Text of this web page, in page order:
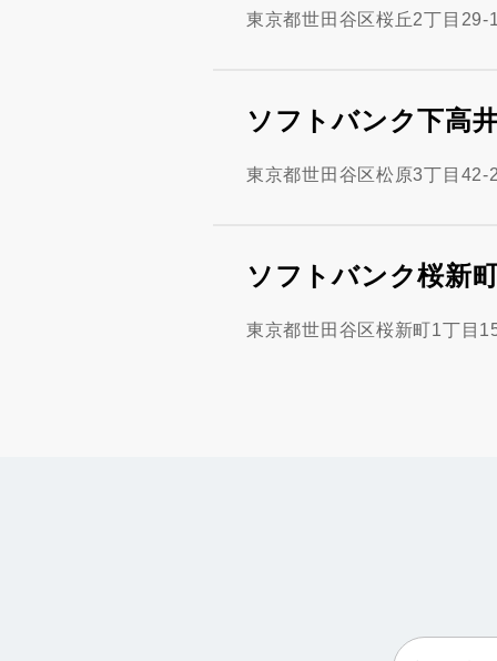
東京都世田谷区桜丘2丁目29-
ソフトバンク下高
東京都世田谷区松原3丁目42-
ソフトバンク桜新
東京都世田谷区桜新町1丁目